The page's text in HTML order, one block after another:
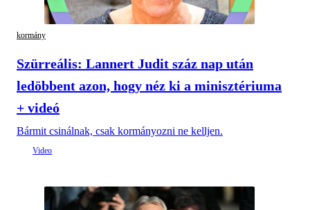
kormány
Szürreális: Lannert Judit száz nap után
ledöbbent azon, hogy néz ki a minisztériuma
+ videó
Bármit csinálnak, csak kormányozni ne kelljen.